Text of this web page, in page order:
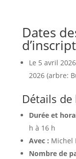
Dates
Le 5 avril
2026 (arbre:
Détails de
Durée et
h à 16 h
Avec : Michel
Nombre de